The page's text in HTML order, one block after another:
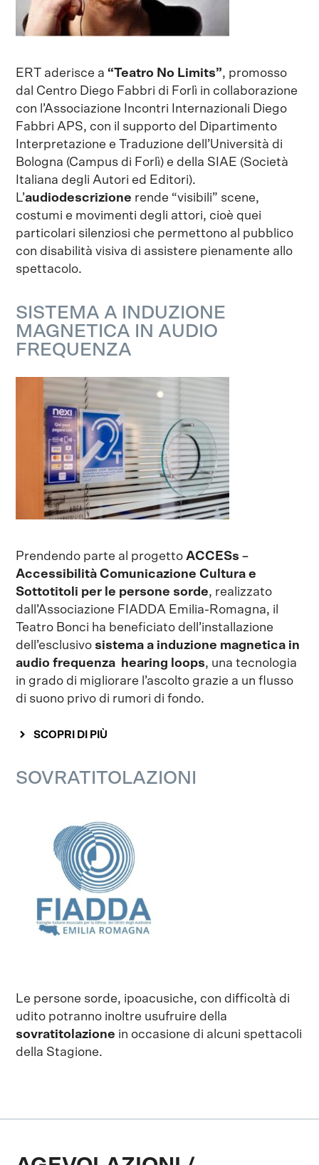
ERT aderisce a “Teatro No Limits”, promosso
dal Centro Diego Fabbri di Forlì in collaborazione
con l’Associazione Incontri Internazionali Diego
Fabbri APS, con il supporto del Dipartimento
Interpretazione e Traduzione dell’Università di
Bologna (Campus di Forlì) e della SIAE (Società
Italiana degli Autori ed Editori).
L’audiodescrizione rende “visibili” scene,
costumi e movimenti degli attori, cioè quei
particolari silenziosi che permettono al pubblico
con disabilità visiva di assistere pienamente allo
spettacolo.
SISTEMA A INDUZIONE
MAGNETICA IN AUDIO
FREQUENZA
Prendendo parte al progettoACCESs –
AccessibilitàComunicazione Cultura e
Sottotitoli per le persone sorde, realizzato
dall’Associazione FIADDA Emilia-Romagna, il
Teatro Bonci ha beneficiato dell’installazione
dell’esclusivo sistema a induzione magnetica in
audio frequenza
hearing loops, una tecnologia
in grado di migliorare l’ascolto grazie a un flusso
di suono privo di rumori di fondo.
SCOPRI DI PIÙ
SOVRATITOLAZIONI
Le persone sorde, ipoacusiche, con difficoltà di
udito potranno inoltre usufruire della
sovratitolazione in occasione di alcuni spettacoli
della Stagione.